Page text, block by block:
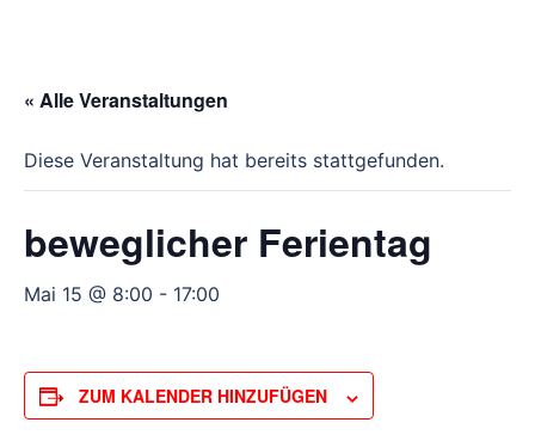
« Alle Veranstaltungen
Diese Veranstaltung hat bereits stattgefunden.
beweglicher Ferientag
Mai 15 @ 8:00 - 17:00
ZUM KALENDER HINZUFÜGEN